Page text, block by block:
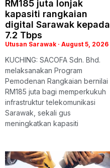
RM185 juta lonjak
kapasiti rangkaian
digital Sarawak kepada
7.2 Tbps
Utusan Sarawak August 5, 2026
KUCHING: SACOFA Sdn. Bhd.
melaksanakan Program
Pemodenan Rangkaian bernilai
RM185 juta bagi memperkukuh
infrastruktur telekomunikasi
Sarawak, sekali gus
meningkatkan kapasiti